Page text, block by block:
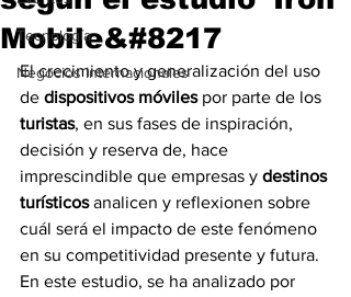
Tecnología
Negocios Internacionales
Mobile&#8217
El crecimiento y generalización del uso
de dispositivos móviles por parte de los
turistas, en sus fases de inspiración,
decisión y reserva de, hace
imprescindible que empresas y destinos
turísticos analicen y reflexionen sobre
cuál será el impacto de este fenómeno
en su competitividad presente y futura.
En este estudio, se ha analizado por